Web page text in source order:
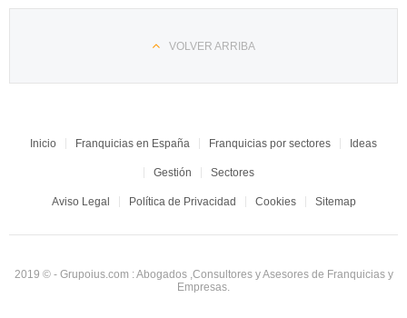
VOLVER ARRIBA
Inicio Franquicias en España Franquicias por sectores Ideas
Gestión Sectores
Aviso Legal Política de Privacidad Cookies Sitemap
2019 © - Grupoius.com : Abogados ,Consultores y Asesores de Franquicias y
Empresas.